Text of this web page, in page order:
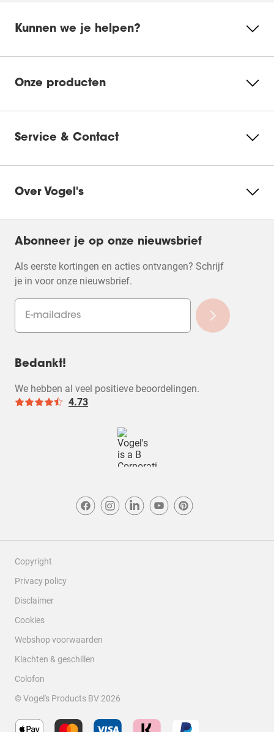
Kunnen we je helpen?
Onze producten
Service & Contact
Over Vogel's
Abonneer je op onze nieuwsbrief
Als eerste kortingen en acties ontvangen? Schrijf
je in voor onze nieuwsbrief.
Bedankt!
We hebben al veel positieve beoordelingen.
4.73
Copyright
Privacy policy
Disclaimer
Cookies
Webshop voorwaarden
Klachten & geschillen
Colofon
© Vogel's Products BV2026